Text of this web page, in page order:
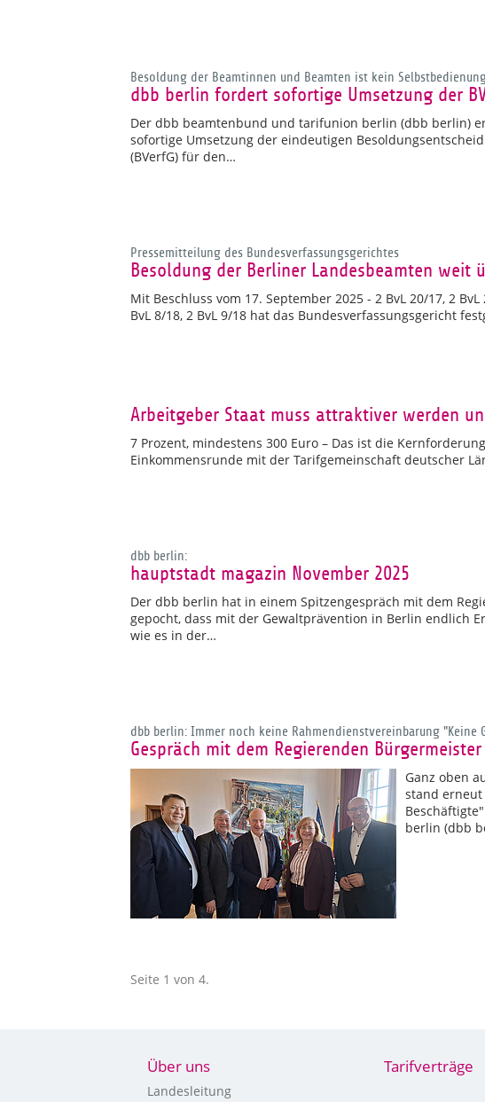
Besoldung der Beamtinnen und Beamten ist kein
dbb berlin fordert sofortige Umsetzung der
Der dbb beamtenbund und tarifunion berlin (dbb berlin)
sofortige Umsetzung der eindeutigen
(BVerfG) für den…
Pressemitteilung des Bundesverfassungsgerichtes
Besoldung der Berliner Landesbeamten weit
Mit Beschluss vom 17. September 2025 - 2 BvL 20/17, 2 BvL
BvL 8/18, 2 BvL 9/18 hat das Bundesverfassungsgericht
Arbeitgeber Staat muss attraktiver werden
7 Prozent, mindestens 300 Euro – Das ist die
Einkommensrunde mit der Tarifgemeinschaft deutscher
dbb berlin:
hauptstadt magazin November 2025
Der dbb berlin hat in einem Spitzengespräch mit dem
gepocht, dass mit der Gewaltprävention in Berlin endlich
wie es in der…
dbb berlin: Immer noch keine Rahmendienstvereinbarung "Keine
Gespräch mit dem Regierenden
Ganz oben
stand erneut
berlin (dbb
Seite 1 von 4.
Über uns
Landesleitung
Tarifverträge